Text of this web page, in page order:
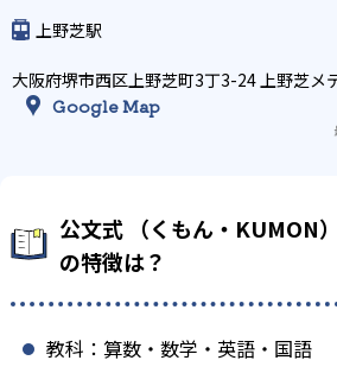
上野芝駅
大阪府堺市西区上野芝町3丁3-24 上野芝メ
Google Map
公文式 （くもん・KUMON
の特徴は？
教科：算数・数学・英語・国語